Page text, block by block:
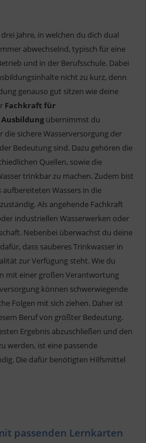
Jahre, in welchen du dich dual
abwechselnd, typisch für eine
und in der Berufsschule. Dabei
nicht zu kurz, denn
genauso gut sitzen wie deine
Fachkraft für
übernimmst du
die sichere Wasserversorgung der
Bedeutung sind. Dazu gehören die
Quellen, sowie die
trinkbar zu machen. Zudem bist
Wassers in die
Als angehende Fachkraft
industriellen Wasserwerken oder
Nebenbei überwachst du deine
dass sauberes Trinkwasser in
zur Verfügung steht. Wie du
mit einer großen Verantwortung
können schwerwiegende
Folgen mit sich ziehen. Daher ist
Beruf von größter Bedeutung.
Ergebnis abzuschließen und den
werden, ist eine passende
Die dafür benötigten Hilfsmittel
passenden Lernkarten